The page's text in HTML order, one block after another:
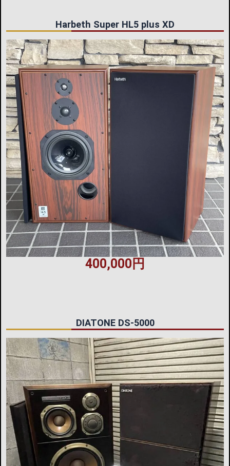
Harbeth Super HL5 plus XD
400,000円
DIATONE DS-5000